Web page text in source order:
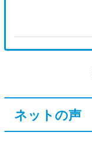
ネットの声